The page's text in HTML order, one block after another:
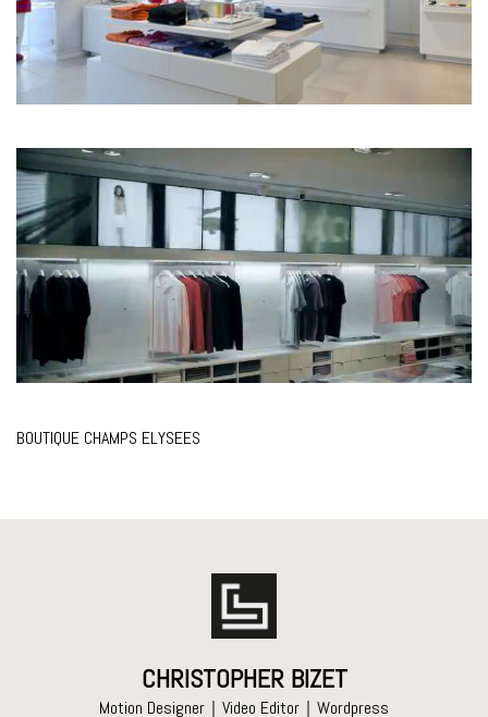
Unmute Loaded
100.00%
BOUTIQUE CHAMPS ELYSEES
CHRISTOPHER BIZET
Motion Designer｜Video Editor｜Wordpress